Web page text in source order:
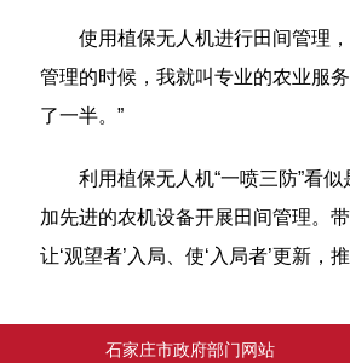
使用植保无人机进行田间管理
管理的时候，我就叫专业的农业服
了一半。”
利用植保无人机“一喷三防”看
加先进的农机设备开展田间管理。
让‘观望者’入局、使‘入局者’更新，